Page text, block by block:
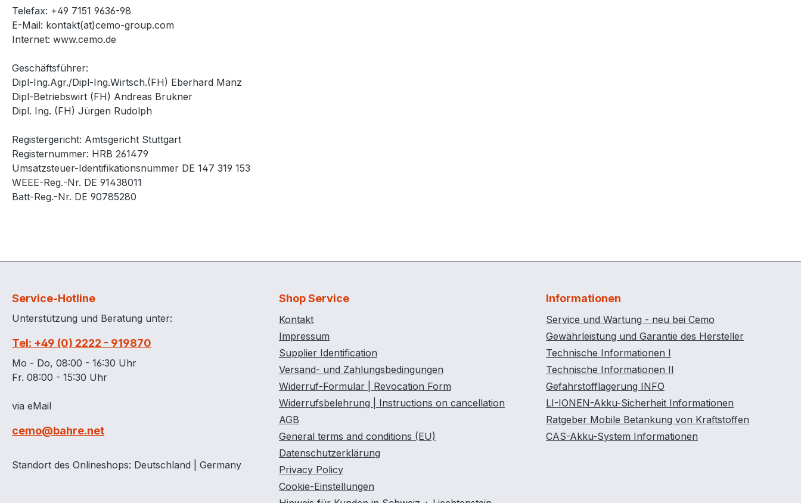
Telefax: +49 7151 9636-98
E-Mail: kontakt(at)cemo-group.com
Internet: www.cemo.de
Geschäftsführer:
Dipl-Ing.Agr./Dipl-Ing.Wirtsch.(FH) Eberhard Manz
Dipl-Betriebswirt (FH) Andreas Brukner
Dipl. Ing. (FH) Jürgen Rudolph
Registergericht: Amtsgericht Stuttgart
Registernummer: HRB 261479
Umsatzsteuer-Identifikationsnummer DE 147 319 153
WEEE-Reg.-Nr. DE 91438011
Batt-Reg.-Nr. DE 90785280
Service-Hotline
Unterstützung und Beratung unter:
Tel: +49 (0) 2222 - 919870
Mo - Do, 08:00 - 16:30 Uhr
Fr. 08:00 - 15:30 Uhr
via eMail
cemo@bahre.net
Standort des Onlineshops: Deutschland | Germany
Shop Service
Kontakt
Impressum
Supplier Identification
Versand- und Zahlungsbedingungen
Widerruf-Formular | Revocation Form
Widerrufsbelehrung | Instructions on cancellation
AGB
General terms and conditions (EU)
Datenschutzerklärung
Privacy Policy
Cookie-Einstellungen
Informationen
Service und Wartung - neu bei Cemo
Gewährleistung und Garantie des Hersteller
Technische Informationen I
Technische Informationen II
Gefahrstofflagerung INFO
LI-IONEN-Akku-Sicherheit Informationen
Ratgeber Mobile Betankung von Kraftstoffen
CAS-Akku-System Informationen